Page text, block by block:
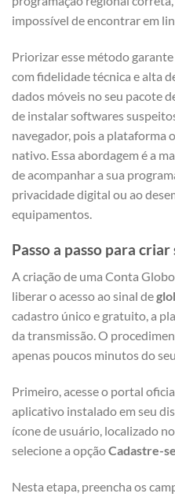
impossível de encontrar em
Priorizar esse método
com fidelidade técnica e alta
dados móveis no seu pacote
de instalar softwares
navegador, pois a plataforma
nativo. Essa abordagem é a
de acompanhar a sua
privacidade digital ou ao
equipamentos.
Passo a passo para
A criação de uma Conta
liberar o acesso ao sinal de
cadastro único e gratuito, a
da transmissão. O
apenas poucos minutos do
Primeiro, acesse o portal
aplicativo instalado em seu
ícone de usuário, localizado
selecione a opçãoCadastre-se
Nesta etapa, preencha os